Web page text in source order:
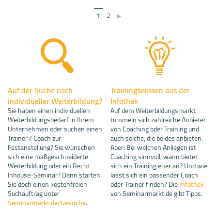
1 2 ▶
Auf der Suche nach
individueller Weiterbildung?
Sie haben einen individuellen
Weiterbildungsbedarf in Ihrem
Unternehmen oder suchen einen
Trainer / Coach zur
Festanstellung? Sie wünschen
sich eine maßgeschneiderte
Weiterbildung oder ein Recht
Inhouse-Seminar? Dann starten
Sie doch einen kostenfreien
Suchauftrag unter
Seminarmarkt.de/Gesuche.
Trainingswissen aus der
Infothek
Auf dem Weiterbildungsmarkt
tummeln sich zahlreiche Anbieter
von Coaching oder Training und
auch solche, die beides anbieten.
Aber: Bei welchen Anliegen ist
Coaching sinnvoll, wann bietet
sich ein Training eher an? Und wie
lässt sich ein passender Coach
oder Trainer finden? DieInfothek
von Seminarmarkt.de gibt Tipps.